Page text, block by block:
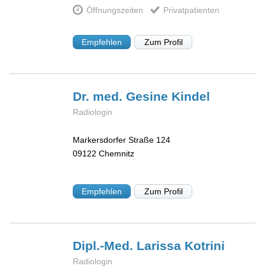
Öffnungszeiten Privatpatienten
Empfehlen Zum Profil
Dr. med. Gesine Kindel
Radiologin
Markersdorfer Straße 124
09122 Chemnitz
Empfehlen Zum Profil
Dipl.-Med. Larissa Kotrini
Radiologin